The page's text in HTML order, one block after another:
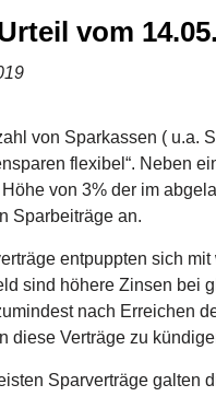
vom
von Sparkassen ( u.a.
flexibel“. Neben
von 3% der im
Sparbeiträge an.
entpuppten sich
sind höhere Zinsen bei
nach Erreichen
diese Verträge zu
Sparverträge galten